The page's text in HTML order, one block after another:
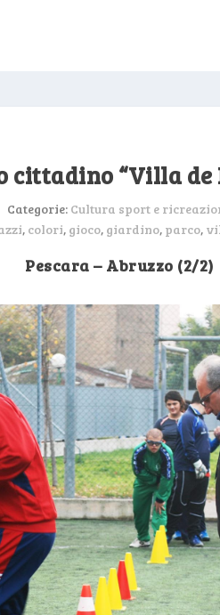
“Villa de
Categorie: Cultura sport e
, colori, gioco, giardino, parco,
Pescara – Abruzzo (2/2)